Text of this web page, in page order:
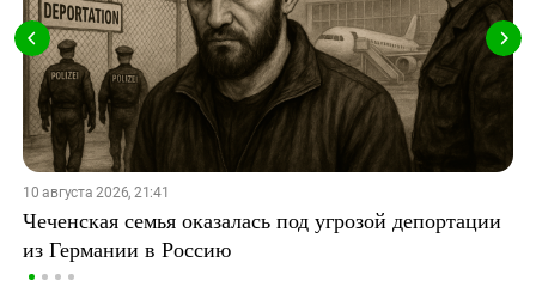
10 августа 2026, 21:41
Чеченская семья оказалась под угрозой депортации
из Германии в Россию